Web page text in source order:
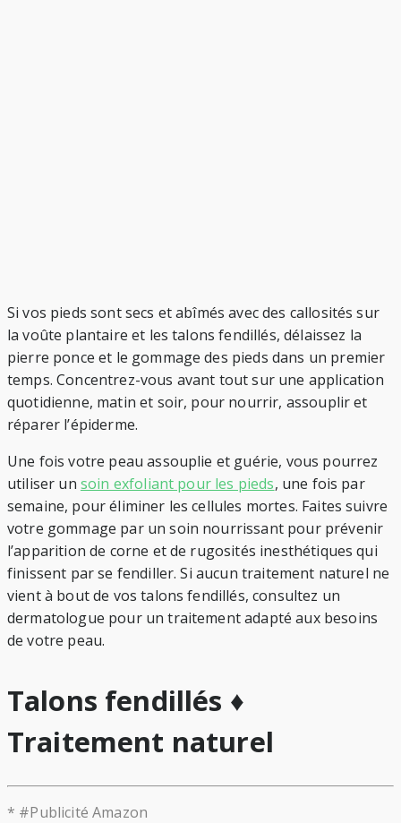
Si vos pieds sont secs et abîmés avec des callosités sur
la voûte plantaire et les talons fendillés, délaissez la
pierre ponce et le gommage des pieds dans un premier
temps. Concentrez-vous avant tout sur une application
quotidienne, matin et soir, pour nourrir, assouplir et
réparer l’épiderme.
Une fois votre peau assouplie et guérie, vous pourrez
utiliser un soin exfoliant pour les pieds, une fois par
semaine, pour éliminer les cellules mortes. Faites suivre
votre gommage par un soin nourrissant pour prévenir
l’apparition de corne et de rugosités inesthétiques qui
finissent par se fendiller. Si aucun traitement naturel ne
vient à bout de vos talons fendillés, consultez un
dermatologue pour un traitement adapté aux besoins
de votre peau.
Talons fendillés ♦
Traitement naturel
* #Publicité Amazon